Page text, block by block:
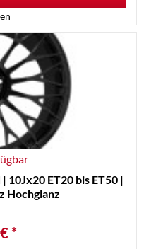
10Jx20 ET20 bis ET50 |
Hochglanz
*